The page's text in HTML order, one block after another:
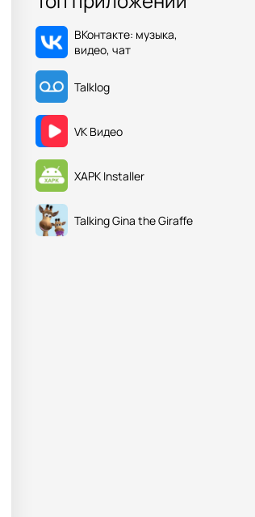
ВКонтакте: музыка,
видео, чат
Talklog
VK Видео
XAPK Installer
Talking Gina the Giraffe